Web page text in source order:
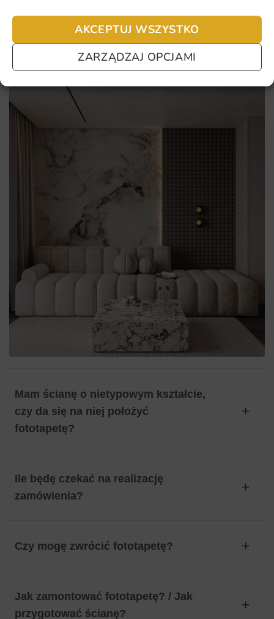
AKCEPTUJ WSZYSTKO
ZARZĄDZAJ OPCJAMI
głęboki błękit działający odprężająco
kojące spojrzenie na taflę morza i wybrzeże
Najczęściej zadawane pytania
Pomagamy i doradzamy przy każdym zakupie. Ale jeżeli
nie chcesz czekać – sprawdź najczęściej zadawane pytania.
Mam ścianę o nietypowym kształcie,
czy da się na niej położyć
fototapetę?
Ile będę czekać na realizację
zamówienia?
Czy mogę zwrócić fototapetę?
Jak zamontować fototapetę? / Jak
przygotować ścianę?